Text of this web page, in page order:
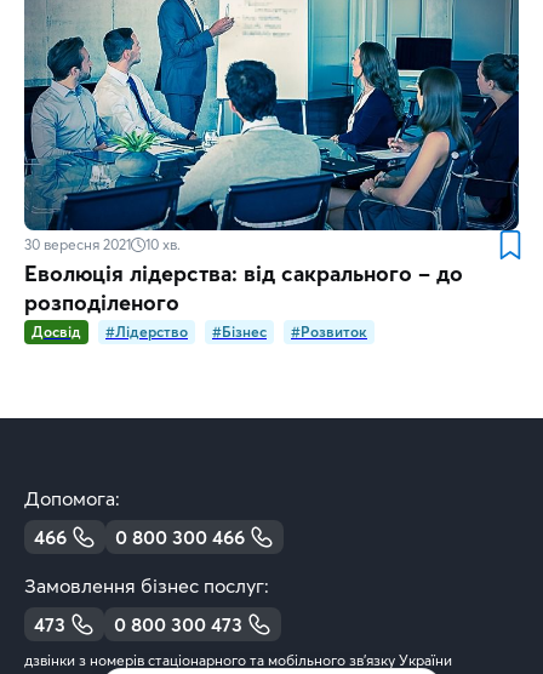
30 вересня 2021 10 хв.
Еволюція лідерства: від сакрального – до
розподіленого
Досвід #Лідерство #Бізнес #Розвиток
Допомога:
466
0 800 300 466
Замовлення бізнес послуг:
473
0 800 300 473
дзвінки з номерів стаціонарного та мобільного зв’язку України